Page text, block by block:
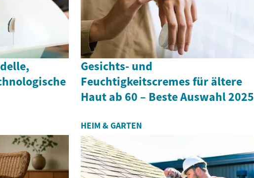
Gesichts- und
Feuchtigkeitscremes für ältere
Haut ab 60 – Beste Auswahl 2025
HEIM & GARTEN